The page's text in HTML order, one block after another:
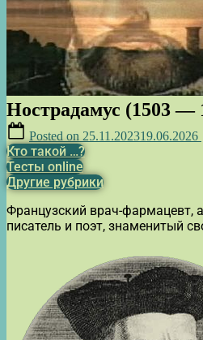
Нострадамус (1503 —
Posted on 25.11.202319.06.2026
Кто такой …?
Тесты online
Другие рубрики
Французский врач-фармацевт,
писатель и поэт, знаменитый